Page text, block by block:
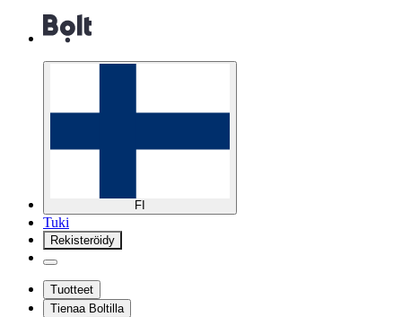
FI
Tuki
Rekisteröidy
Tuotteet
Tienaa Boltilla